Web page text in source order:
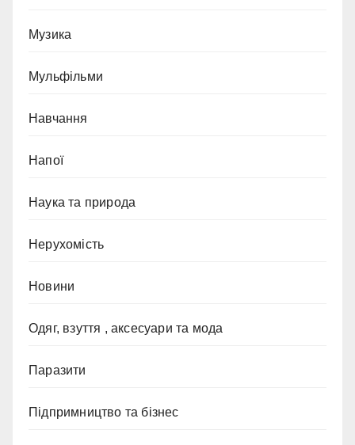
Музика
Мульфільми
Навчання
Напої
Наука та природа
Нерухомість
Новини
Одяг, взуття , аксесуари та мода
Паразити
Підпримництво та бізнес